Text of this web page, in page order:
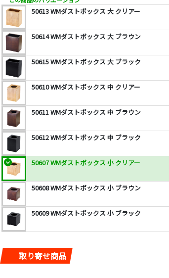
50613 WMダストボックス 大 クリアー
50614 WMダストボックス 大 ブラウン
50615 WMダストボックス 大 ブラック
50610 WMダストボックス 中 クリアー
50611 WMダストボックス 中 ブラウン
50612 WMダストボックス 中 ブラック
50607 WMダストボックス 小 クリアー
50608 WMダストボックス 小 ブラウン
50609 WMダストボックス 小 ブラック
取り寄せ商品